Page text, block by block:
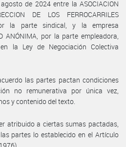
de 2024 entre la ASOCIACION
DE LOS FERROCARRILES
la parte sindical, y la empresa
ANÓNIMA, por la parte empleadora,
la Ley de Negociación Colectiva
las partes pactan condiciones
no remunerativa por única vez,
y contenido del texto.
atribuido a ciertas sumas pactadas,
partes lo establecido en el Artículo